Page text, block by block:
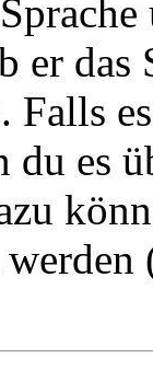
er das
Falls
du es